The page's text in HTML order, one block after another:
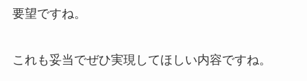
要望ですね。
これも妥当でぜひ実現してほしい内容ですね。